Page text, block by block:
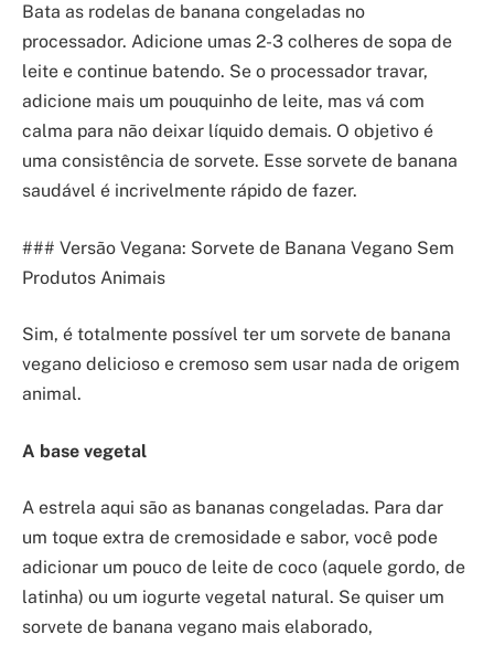
Bata as rodelas de banana congeladas no
processador. Adicione umas 2-3 colheres de sopa de
leite e continue batendo. Se o processador travar,
adicione mais um pouquinho de leite, mas vá com
calma para não deixar líquido demais. O objetivo é
uma consistência de sorvete. Esse sorvete de banana
saudável é incrivelmente rápido de fazer.
### Versão Vegana: Sorvete de Banana Vegano Sem
Produtos Animais
Sim, é totalmente possível ter um sorvete de banana
vegano delicioso e cremoso sem usar nada de origem
animal.
A base vegetal
A estrela aqui são as bananas congeladas. Para dar
um toque extra de cremosidade e sabor, você pode
adicionar um pouco de leite de coco (aquele gordo, de
latinha) ou um iogurte vegetal natural. Se quiser um
sorvete de banana vegano mais elaborado,